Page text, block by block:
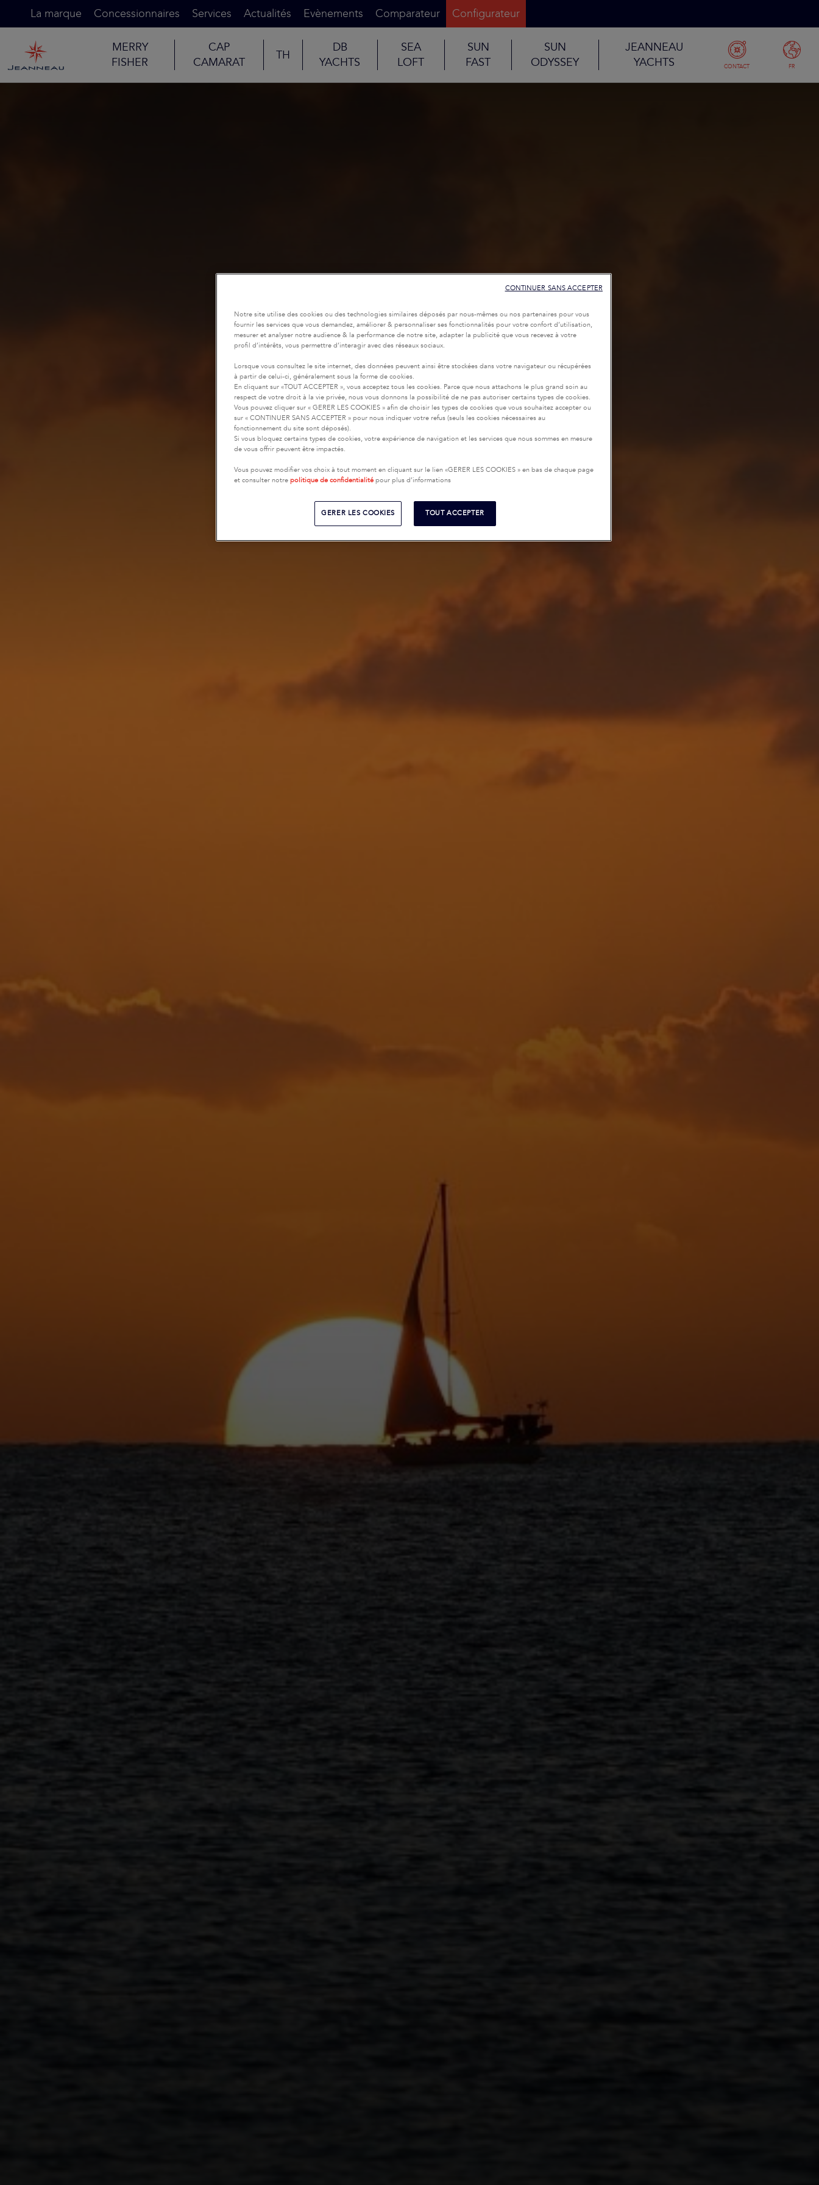
La marque Concessionnaires Services Actualités Evènements Comparateur Configurateur
MERRY
FISHER
CAP
CAMARAT
TH
DB
YACHTS
SEA
LOFT
SUN
FAST
SUN
ODYSSEY
JEANNEAU
YACHTS
CONTACT FR
Notre site utilise des cookies ou des technologies similaires déposés par nous-mêmes ou nos partenaires pour vous
fournir les services que vous demandez, améliorer & personnaliser ses fonctionnalités pour votre confort d’utilisation,
mesurer et analyser notre audience & la performance de notre site, adapter la publicité que vous recevez à votre
profil d’intérêts, vous permettre d’interagir avec des réseaux sociaux.
Lorsque vous consultez le site internet, des données peuvent ainsi être stockées dans votre navigateur ou récupérées
à partir de celui-ci, généralement sous la forme de cookies.
En cliquant sur «TOUT ACCEPTER », vous acceptez tous les cookies. Parce que nous attachons le plus grand soin au
respect de votre droit à la vie privée, nous vous donnons la possibilité de ne pas autoriser certains types de cookies.
Vous pouvez cliquer sur « GERER LES COOKIES » afin de choisir les types de cookies que vous souhaitez accepter ou
sur « CONTINUER SANS ACCEPTER » pour nous indiquer votre refus (seuls les cookies nécessaires au
fonctionnement du site sont déposés).
Si vous bloquez certains types de cookies, votre expérience de navigation et les services que nous sommes en mesure
de vous offrir peuvent être impactés.
Vous pouvez modifier vos choix à tout moment en cliquant sur le lien «GERER LES COOKIES » en bas de chaque page
et consulter notre politique de confidentialité pour plus d’informations
GERER LES COOKIES TOUT ACCEPTER
CONTINUER SANS ACCEPTER